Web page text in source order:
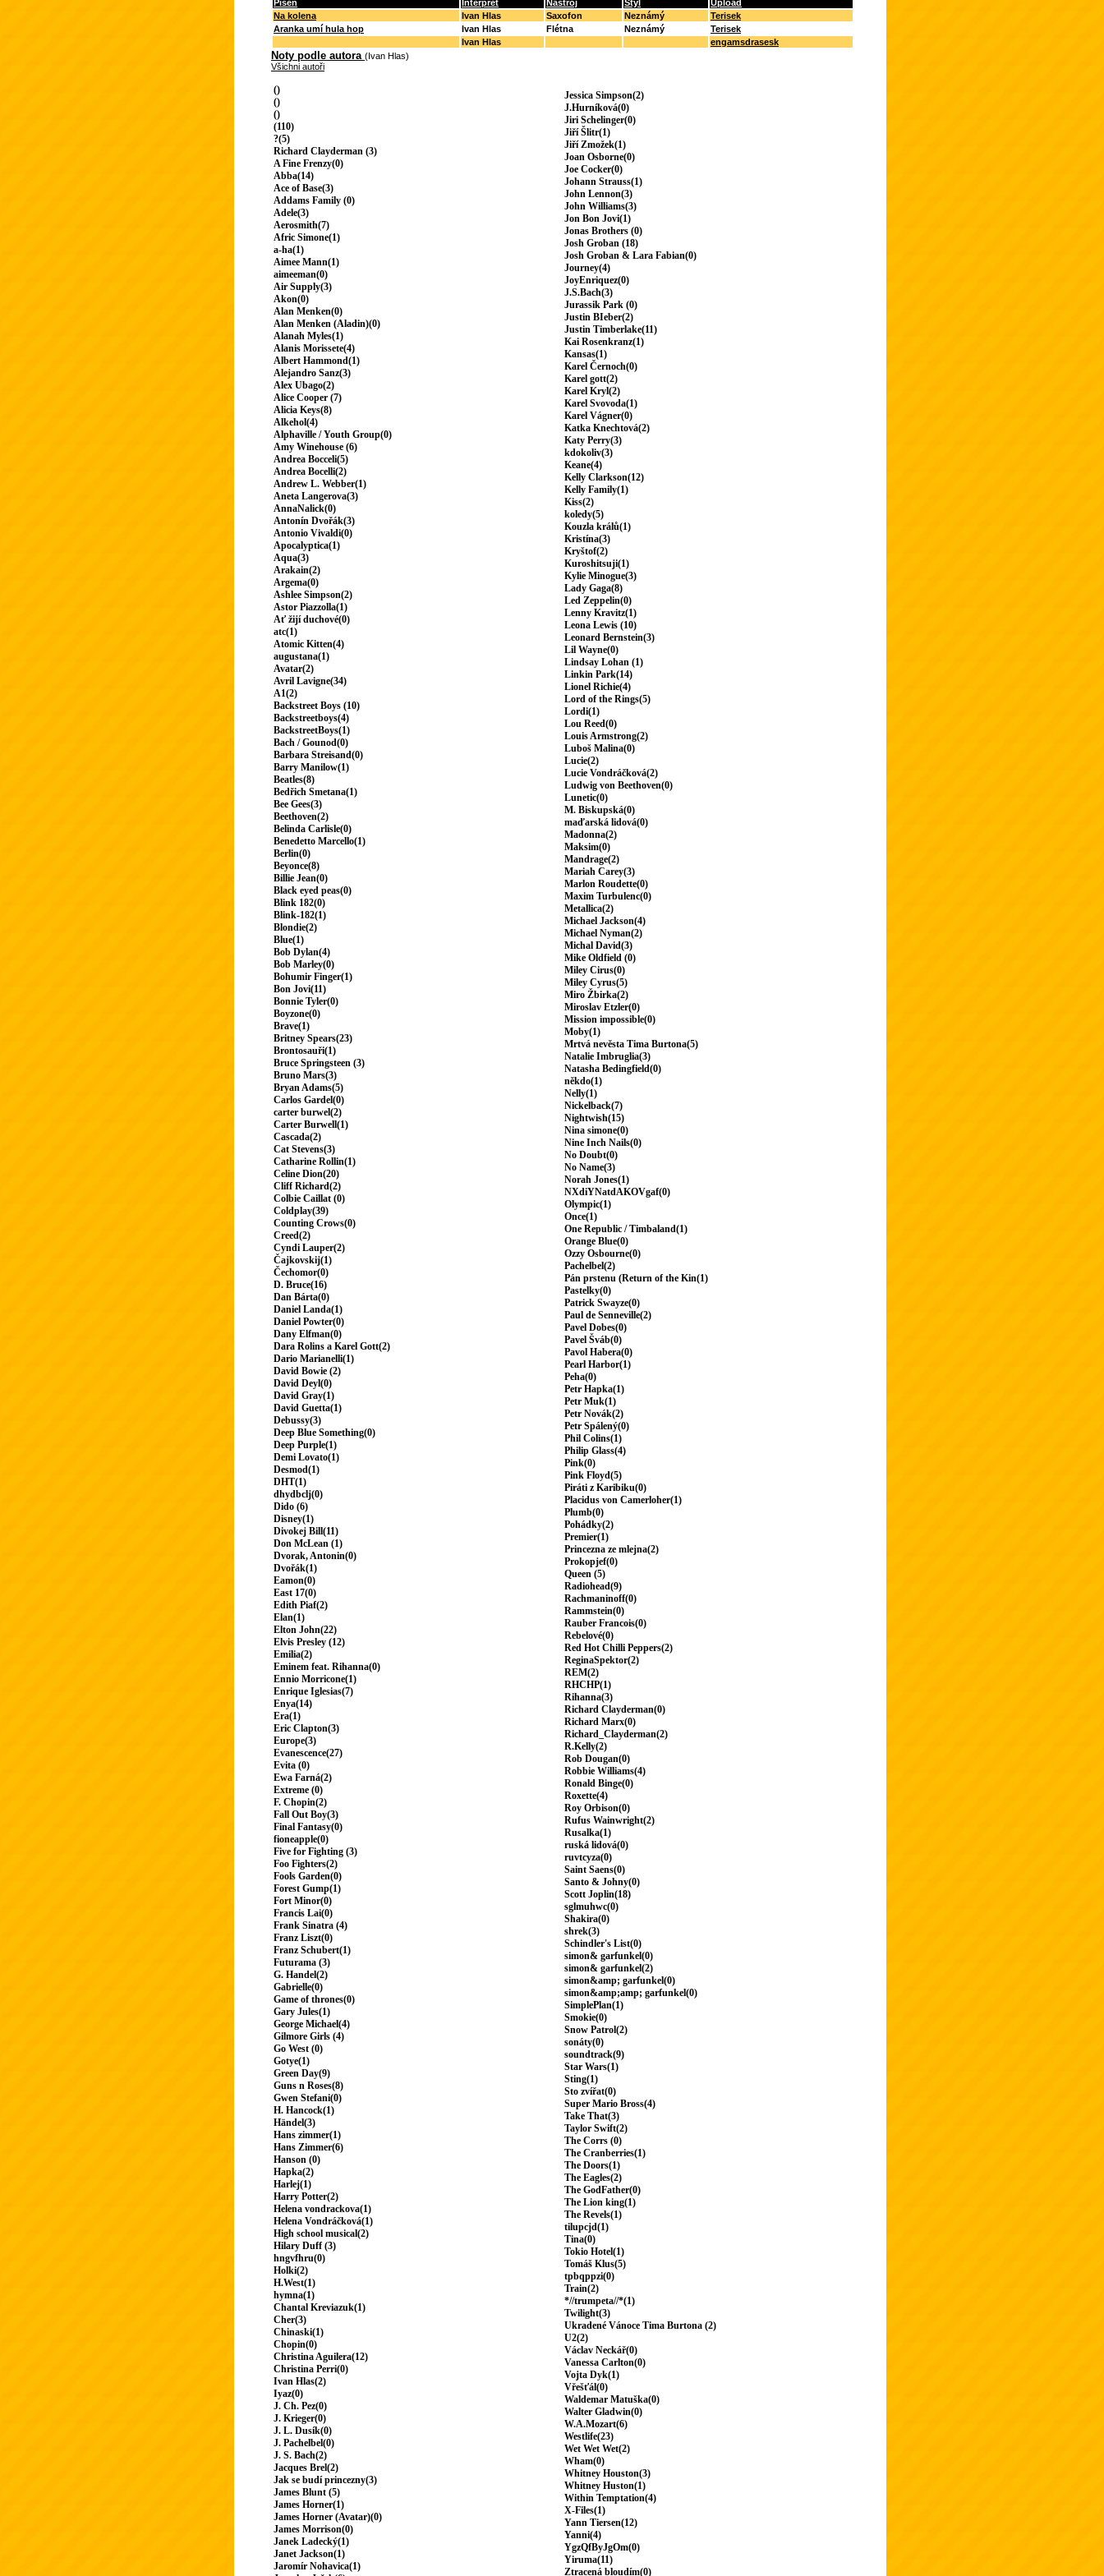
Píseň Interpret Nástroj Styl
Upload
Na kolena
Ivan Hlas Saxofon Neznámý
Terisek
Aranka umí hula hop
Ivan Hlas Flétna Neznámý
Terisek
Ivan Hlas
engamsdrasesk
Noty podle autora (Ivan Hlas)
Všichni autoři
()
()
()
(110)
?(5)
Richard Clayderman (3)
A Fine Frenzy(0)
Abba(14)
Ace of Base(3)
Addams Family (0)
Adele(3)
Aerosmith(7)
Afric Simone(1)
a-ha(1)
Aimee Mann(1)
aimeeman(0)
Air Supply(3)
Akon(0)
Alan Menken(0)
Alan Menken (Aladin)(0)
Alanah Myles(1)
Alanis Morissete(4)
Albert Hammond(1)
Alejandro Sanz(3)
Alex Ubago(2)
Alice Cooper (7)
Alicia Keys(8)
Alkehol(4)
Alphaville / Youth Group(0)
Amy Winehouse (6)
Andrea Bocceli(5)
Andrea Bocelli(2)
Andrew L. Webber(1)
Aneta Langerova(3)
AnnaNalick(0)
Antonín Dvořák(3)
Antonio Vivaldi(0)
Apocalyptica(1)
Aqua(3)
Arakain(2)
Argema(0)
Ashlee Simpson(2)
Astor Piazzolla(1)
Ať žijí duchové(0)
atc(1)
Atomic Kitten(4)
augustana(1)
Avatar(2)
Avril Lavigne(34)
A1(2)
Backstreet Boys (10)
Backstreetboys(4)
BackstreetBoys(1)
Bach / Gounod(0)
Barbara Streisand(0)
Barry Manilow(1)
Beatles(8)
Bedřich Smetana(1)
Bee Gees(3)
Beethoven(2)
Belinda Carlisle(0)
Benedetto Marcello(1)
Berlin(0)
Beyonce(8)
Billie Jean(0)
Black eyed peas(0)
Blink 182(0)
Blink-182(1)
Blondie(2)
Blue(1)
Bob Dylan(4)
Bob Marley(0)
Bohumir Finger(1)
Bon Jovi(11)
Bonnie Tyler(0)
Boyzone(0)
Brave(1)
Britney Spears(23)
Brontosauři(1)
Bruce Springsteen (3)
Bruno Mars(3)
Bryan Adams(5)
Carlos Gardel(0)
carter burwel(2)
Carter Burwell(1)
Cascada(2)
Cat Stevens(3)
Catharine Rollin(1)
Celine Dion(20)
Cliff Richard(2)
Colbie Caillat (0)
Coldplay(39)
Counting Crows(0)
Creed(2)
Cyndi Lauper(2)
Čajkovskij(1)
Čechomor(0)
D. Bruce(16)
Dan Bárta(0)
Daniel Landa(1)
Daniel Powter(0)
Dany Elfman(0)
Dara Rolins a Karel Gott(2)
Dario Marianelli(1)
David Bowie (2)
David Deyl(0)
David Gray(1)
David Guetta(1)
Debussy(3)
Deep Blue Something(0)
Deep Purple(1)
Demi Lovato(1)
Desmod(1)
DHT(1)
dhydbclj(0)
Dido (6)
Disney(1)
Divokej Bill(11)
Don McLean (1)
Dvorak, Antonin(0)
Dvořák(1)
Eamon(0)
East 17(0)
Edith Piaf(2)
Elan(1)
Elton John(22)
Elvis Presley (12)
Emilia(2)
Eminem feat. Rihanna(0)
Ennio Morricone(1)
Enrique Iglesias(7)
Enya(14)
Era(1)
Eric Clapton(3)
Europe(3)
Evanescence(27)
Evita (0)
Ewa Farná(2)
Extreme (0)
F. Chopin(2)
Fall Out Boy(3)
Final Fantasy(0)
fioneapple(0)
Five for Fighting (3)
Foo Fighters(2)
Fools Garden(0)
Forest Gump(1)
Fort Minor(0)
Francis Lai(0)
Frank Sinatra (4)
Franz Liszt(0)
Franz Schubert(1)
Futurama (3)
G. Handel(2)
Gabrielle(0)
Game of thrones(0)
Gary Jules(1)
George Michael(4)
Gilmore Girls (4)
Go West (0)
Gotye(1)
Green Day(9)
Guns n Roses(8)
Gwen Stefani(0)
H. Hancock(1)
Händel(3)
Hans zimmer(1)
Hans Zimmer(6)
Hanson (0)
Hapka(2)
Harlej(1)
Harry Potter(2)
Helena vondrackova(1)
Helena Vondráčková(1)
High school musical(2)
Hilary Duff (3)
hngvfhru(0)
Holki(2)
H.West(1)
hymna(1)
Chantal Kreviazuk(1)
Cher(3)
Chinaski(1)
Chopin(0)
Christina Aguilera(12)
Christina Perri(0)
Ivan Hlas(2)
Iyaz(0)
J. Ch. Pez(0)
J. Krieger(0)
J. L. Dusík(0)
J. Pachelbel(0)
J. S. Bach(2)
Jacques Brel(2)
Jak se budí princezny(3)
James Blunt (5)
James Horner(1)
James Horner (Avatar)(0)
James Morrison(0)
Janek Ladecký(1)
Janet Jackson(1)
Jaromír Nohavica(1)
Jessica Simpson(2)
J.Hurníková(0)
Jiri Schelinger(0)
Jiří Šlitr(1)
Jiří Zmožek(1)
Joan Osborne(0)
Joe Cocker(0)
Johann Strauss(1)
John Lennon(3)
John Williams(3)
Jon Bon Jovi(1)
Jonas Brothers (0)
Josh Groban (18)
Josh Groban & Lara Fabian(0)
Journey(4)
JoyEnriquez(0)
J.S.Bach(3)
Jurassik Park (0)
Justin BIeber(2)
Justin Timberlake(11)
Kai Rosenkranz(1)
Kansas(1)
Karel Černoch(0)
Karel gott(2)
Karel Kryl(2)
Karel Svovoda(1)
Karel Vágner(0)
Katka Knechtová(2)
Katy Perry(3)
kdokoliv(3)
Keane(4)
Kelly Clarkson(12)
Kelly Family(1)
Kiss(2)
koledy(5)
Kouzla králů(1)
Kristína(3)
Kryštof(2)
Kuroshitsuji(1)
Kylie Minogue(3)
Lady Gaga(8)
Led Zeppelin(0)
Lenny Kravitz(1)
Leona Lewis (10)
Leonard Bernstein(3)
Lil Wayne(0)
Lindsay Lohan (1)
Linkin Park(14)
Lionel Richie(4)
Lord of the Rings(5)
Lordi(1)
Lou Reed(0)
Louis Armstrong(2)
Luboš Malina(0)
Lucie(2)
Lucie Vondráčková(2)
Ludwig von Beethoven(0)
Lunetic(0)
M. Biskupská(0)
maďarská lidová(0)
Madonna(2)
Maksim(0)
Mandrage(2)
Mariah Carey(3)
Marlon Roudette(0)
Maxim Turbulenc(0)
Metallica(2)
Michael Jackson(4)
Michael Nyman(2)
Michal David(3)
Mike Oldfield (0)
Miley Cirus(0)
Miley Cyrus(5)
Miro Žbirka(2)
Miroslav Etzler(0)
Mission impossible(0)
Moby(1)
Mrtvá nevěsta Tima Burtona(5)
Natalie Imbruglia(3)
Natasha Bedingfield(0)
někdo(1)
Nelly(1)
Nickelback(7)
Nightwish(15)
Nina simone(0)
Nine Inch Nails(0)
No Doubt(0)
No Name(3)
Norah Jones(1)
NXdiYNatdAKOVgaf(0)
Olympic(1)
Once(1)
One Republic / Timbaland(1)
Orange Blue(0)
Ozzy Osbourne(0)
Pachelbel(2)
Pán prstenu (Return of the Kin(1)
Pastelky(0)
Patrick Swayze(0)
Paul de Senneville(2)
Pavel Dobes(0)
Pavel Šváb(0)
Pavol Habera(0)
Pearl Harbor(1)
Peha(0)
Petr Hapka(1)
Petr Muk(1)
Petr Novák(2)
Petr Spálený(0)
Phil Colins(1)
Philip Glass(4)
Pink(0)
Pink Floyd(5)
Piráti z Karibiku(0)
Placidus von Camerloher(1)
Plumb(0)
Pohádky(2)
Premier(1)
Princezna ze mlejna(2)
Prokopjef(0)
Queen (5)
Radiohead(9)
Rachmaninoff(0)
Rammstein(0)
Rauber Francois(0)
Rebelové(0)
Red Hot Chilli Peppers(2)
ReginaSpektor(2)
REM(2)
RHCHP(1)
Rihanna(3)
Richard Clayderman(0)
Richard Marx(0)
Richard_Clayderman(2)
R.Kelly(2)
Rob Dougan(0)
Robbie Williams(4)
Ronald Binge(0)
Roxette(4)
Roy Orbison(0)
Rufus Wainwright(2)
Rusalka(1)
ruská lidová(0)
ruvtcyza(0)
Saint Saens(0)
Santo & Johny(0)
Scott Joplin(18)
sglmuhwc(0)
Shakira(0)
shrek(3)
Schindler's List(0)
simon& garfunkel(0)
simon& garfunkel(2)
simon&amp; garfunkel(0)
simon&amp;amp; garfunkel(0)
SimplePlan(1)
Smokie(0)
Snow Patrol(2)
sonáty(0)
soundtrack(9)
Star Wars(1)
Sting(1)
Sto zvířat(0)
Super Mario Bross(4)
Take That(3)
Taylor Swift(2)
The Corrs (0)
The Cranberries(1)
The Doors(1)
The Eagles(2)
The GodFather(0)
The Lion king(1)
The Revels(1)
tilupcjd(1)
Tina(0)
Tokio Hotel(1)
Tomáš Klus(5)
tpbqppzi(0)
Train(2)
*//trumpeta//*(1)
Twilight(3)
Ukradené Vánoce Tima Burtona (2)
U2(2)
Václav Neckář(0)
Vanessa Carlton(0)
Vojta Dyk(1)
Vřešťál(0)
Waldemar Matuška(0)
Walter Gladwin(0)
W.A.Mozart(6)
Westlife(23)
Wet Wet Wet(2)
Wham(0)
Whitney Houston(3)
Whitney Huston(1)
Within Temptation(4)
X-Files(1)
Yann Tiersen(12)
Yanni(4)
YgzQfByJgOm(0)
Yiruma(11)
Ztracená bloudím(0)